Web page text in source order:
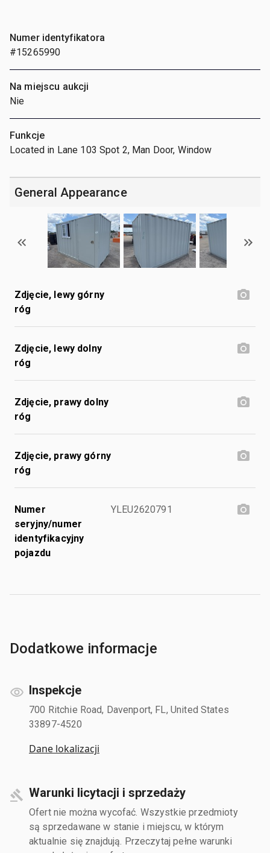
Numer identyfikatora
#15265990
Na miejscu aukcji
Nie
Funkcje
Located in Lane 103 Spot 2, Man Door, Window
General Appearance
Zdjęcie, lewy górny
róg
Zdjęcie, lewy dolny
róg
Zdjęcie, prawy dolny
róg
Zdjęcie, prawy górny
róg
Numer
seryjny/numer
identyfikacyjny
pojazdu
YLEU2620791
Dodatkowe informacje
Inspekcje
700 Ritchie Road, Davenport, FL, United States
33897-4520
Dane lokalizacji
Warunki licytacji i sprzedaży
Ofert nie można wycofać. Wszystkie przedmioty
są sprzedawane w stanie i miejscu, w którym
aktualnie się znajdują. Przeczytaj pełne warunki